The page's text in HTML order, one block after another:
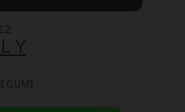
Y
GUMI